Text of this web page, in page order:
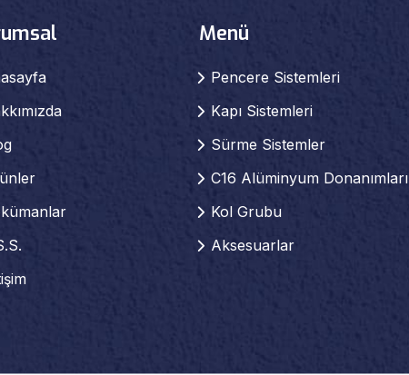
Menü
Pencere Sistemleri
Kapı Sistemleri
Sürme Sistemler
C16 Alüminyum Donanımları
Kol Grubu
Aksesuarlar